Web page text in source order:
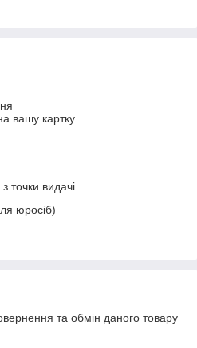
вашу картку
точки видачі
юросіб)
та обмін даного товару